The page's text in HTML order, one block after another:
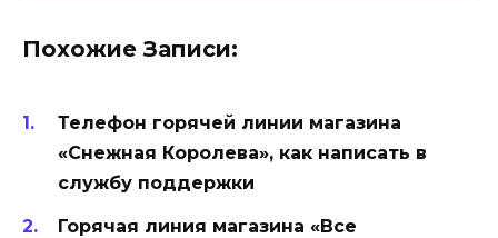
Похожие Записи:
Телефон горячей линии магазина
«Снежная Королева», как написать в
службу поддержки
Горячая линия магазина «Все